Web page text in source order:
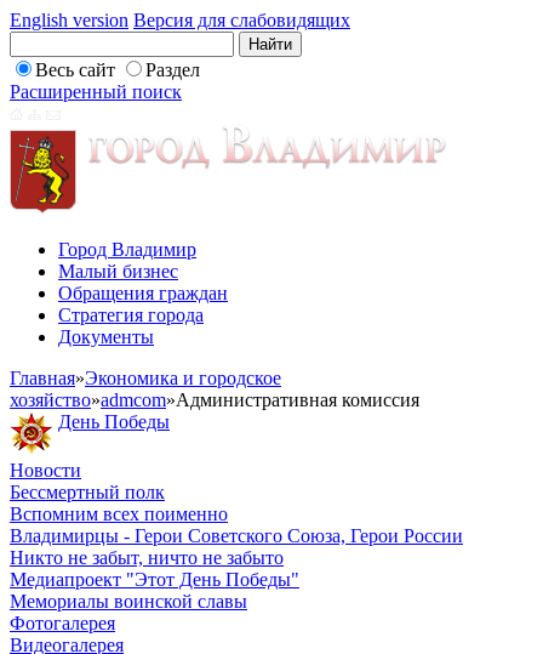
English version Версия для слабовидящих
Весь сайт
Раздел
Расширенный поиск
Город Владимир
Малый бизнес
Обращения граждан
Стратегия города
Документы
Главная»Экономика и городское
хозяйство»admcom»Административная комиссия
День Победы
Новости
Бессмертный полк
Вспомним всех поименно
Владимирцы - Герои Советского Союза, Герои России
Никто не забыт, ничто не забыто
Медиапроект "Этот День Победы"
Мемориалы воинской славы
Фотогалерея
Видеогалерея